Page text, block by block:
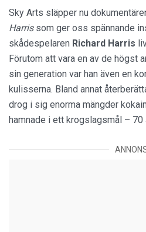
Sky Arts släpper nu
Harris som ger oss spännande
skådespelaren Richard Harris
Förutom att vara en av de högst
sin generation var han även en
kulisserna. Bland annat
drog i sig enorma mängder
hamnade i ett krogslagsmål – 70